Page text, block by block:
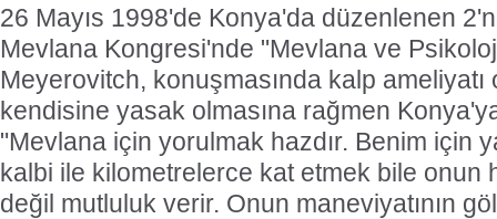
26 Mayıs 1998'de Konya'da düzenlenen
Mevlana Kongresi'nde "Mevlana ve
Meyerovitch, konuşmasında kalp
kendisine yasak olmasına rağmen
"Mevlana için yorulmak hazdır. Benim için
kalbi ile kilometrelerce kat etmek bile onun
değil mutluluk verir. Onun maneviyatının